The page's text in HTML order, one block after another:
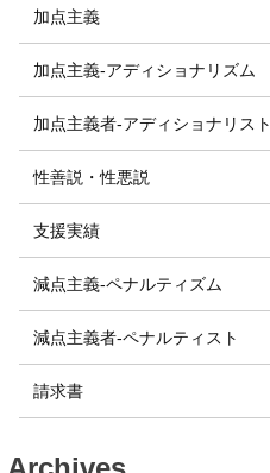
加点主義
加点主義-アディショナリズム
加点主義者-アディショナリスト
性善説・性悪説
支援実績
減点主義-ペナルティズム
減点主義者-ペナルティスト
請求書